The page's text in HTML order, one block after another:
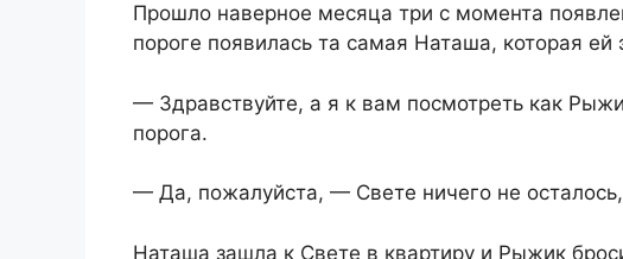
Прошло наверное месяца три с момента
пороге появилась та самая Наташа, которая ей
— Здравствуйте, а я к вам посмотреть как
порога.
— Да, пожалуйста, — Свете ничего не
Наташа зашла к Свете в квартиру и Рыжик